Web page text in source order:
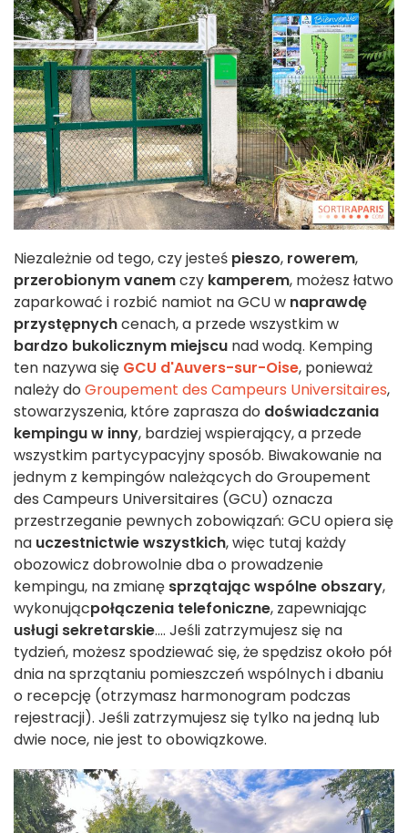
Niezależnie od tego, czy jesteś pieszo, rowerem,
przerobionym vanemczy kamperem, możesz łatwo
zaparkować i rozbić namiot na GCU w naprawdę
przystępnychcenach, a przede wszystkim w
bardzo bukolicznym miejscu nad wodą. Kemping
ten nazywa się GCU d'Auvers-sur-Oise, ponieważ
należy do Groupement des Campeurs Universitaires,
stowarzyszenia, które zaprasza do doświadczania
kempingu w inny, bardziej wspierający, a przede
wszystkim partycypacyjny sposób. Biwakowanie na
jednym z kempingów należących do Groupement
des Campeurs Universitaires (GCU) oznacza
przestrzeganie pewnych zobowiązań: GCU opiera się
na uczestnictwie wszystkich, więc tutaj każdy
obozowicz dobrowolnie dba o prowadzenie
kempingu, na zmianę sprzątając wspólne obszary,
wykonującpołączenia telefoniczne, zapewniając
usługi sekretarskie.... Jeśli zatrzymujesz się na
tydzień, możesz spodziewać się, że spędzisz około pół
dnia na sprzątaniu pomieszczeń wspólnych i dbaniu
o recepcję (otrzymasz harmonogram podczas
rejestracji). Jeśli zatrzymujesz się tylko na jedną lub
dwie noce, nie jest to obowiązkowe.